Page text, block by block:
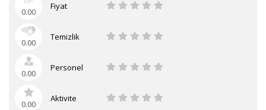
0.00
Fiyat
0.00
Temizlik
0.00
Personel
0.00
Aktivite